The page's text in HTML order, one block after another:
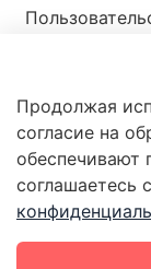
Магазин мир
Продолжая
согласие на
обеспечивают
соглашаетесь